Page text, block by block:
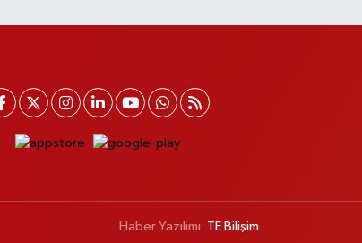
Haber Yazılımı: TE Bilişim